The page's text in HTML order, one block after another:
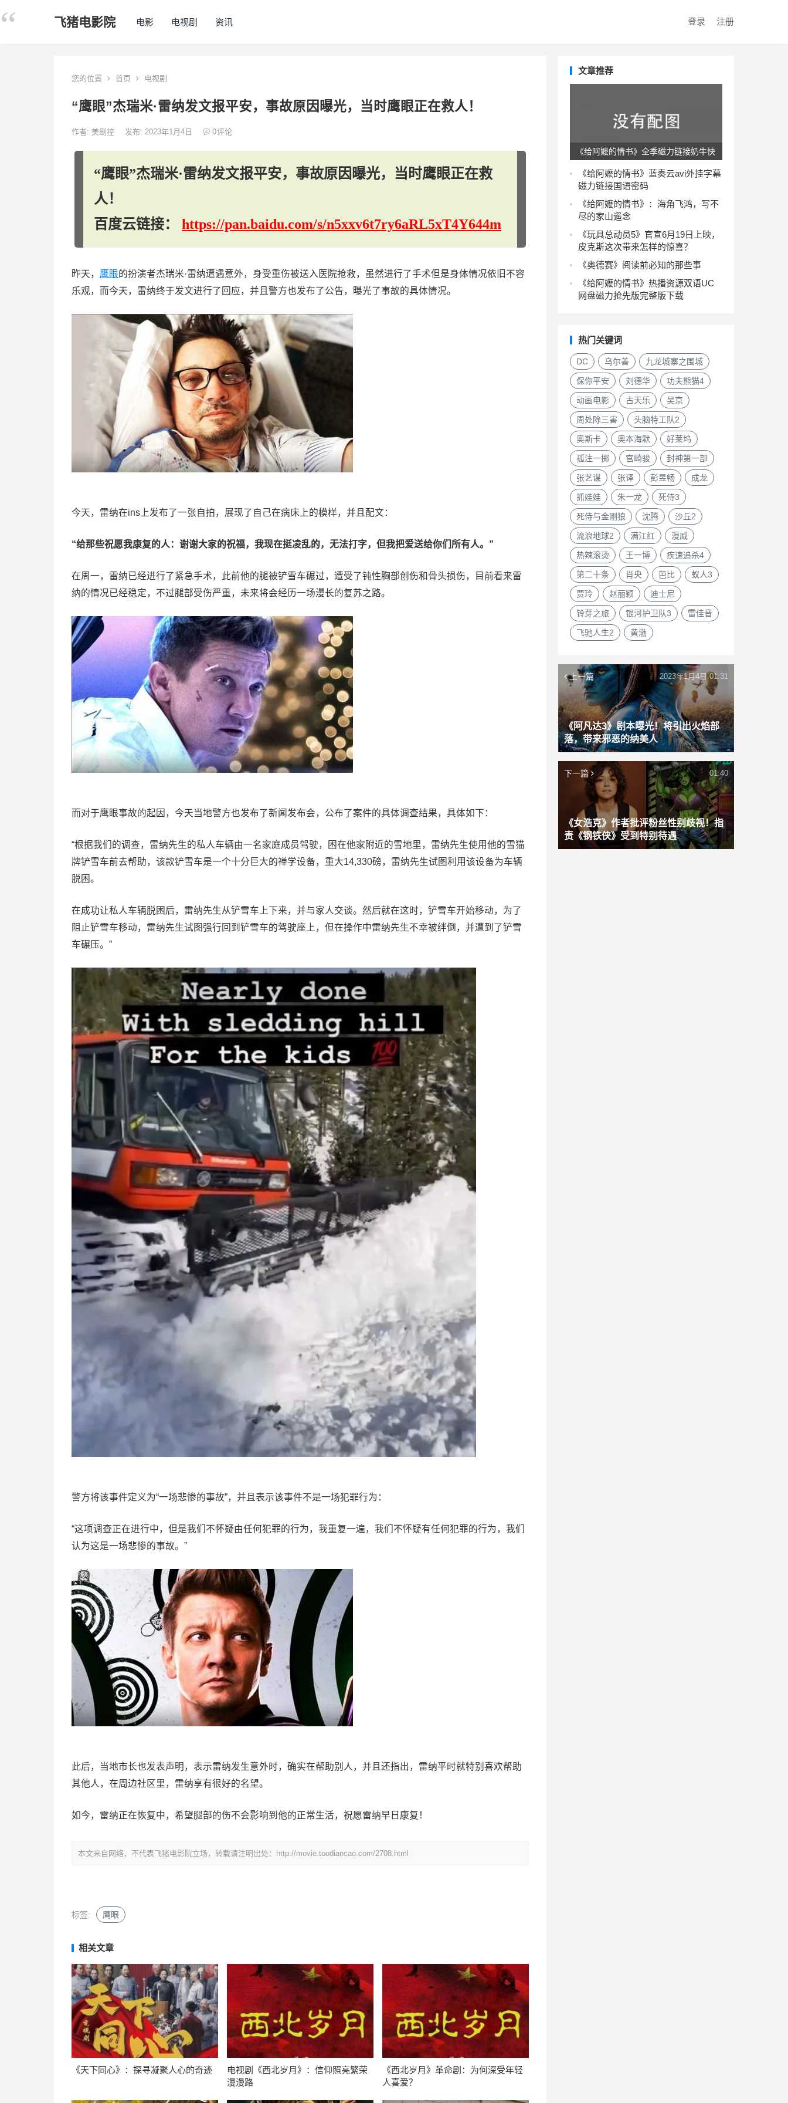
飞猪电影院 电影 电视剧 资讯 登录 注册
您的位置 首页 电视剧
“鹰眼”杰瑞米·雷纳发文报平安，事故原因曝光，当时鹰眼正在救人！
作者: 美剧控 发布: 2023年1月4日 0评论
“鹰眼”杰瑞米·雷纳发文报平安，事故原因曝光，当时鹰眼正在救
人！
百度云链接： https://pan.baidu.com/s/n5xxv6t7ry6aRL5xT4Y644m
昨天， 鹰眼的扮演者杰瑞米·雷纳遭遇意外，身受重伤被送入医院抢救，虽然进行了手术但是身体情况依旧不容
乐观，而今天，雷纳终于发文进行了回应，并且警方也发布了公告，曝光了事故的具体情况。
今天，雷纳在ins上发布了一张自拍，展现了自己在病床上的模样，并且配文：
“给那些祝愿我康复的人：谢谢大家的祝福，我现在挺凌乱的，无法打字，但我把爱送给你们所有人。”
在周一，雷纳已经进行了紧急手术，此前他的腿被铲雪车碾过，遭受了钝性胸部创伤和骨头损伤，目前看来雷
纳的情况已经稳定，不过腿部受伤严重，未来将会经历一场漫长的复苏之路。
而对于鹰眼事故的起因，今天当地警方也发布了新闻发布会，公布了案件的具体调查结果，具体如下：
“根据我们的调查，雷纳先生的私人车辆由一名家庭成员驾驶，困在他家附近的雪地里，雷纳先生使用他的雪猫
牌铲雪车前去帮助，该款铲雪车是一个十分巨大的禅学设备，重大14,330磅，雷纳先生试图利用该设备为车辆
脱困。
在成功让私人车辆脱困后，雷纳先生从铲雪车上下来，并与家人交谈。然后就在这时，铲雪车开始移动，为了
阻止铲雪车移动，雷纳先生试图强行回到铲雪车的驾驶座上，但在操作中雷纳先生不幸被绊倒，并遭到了铲雪
车碾压。”
警方将该事件定义为“一场悲惨的事故”，并且表示该事件不是一场犯罪行为：
“这项调查正在进行中，但是我们不怀疑由任何犯罪的行为，我重复一遍，我们不怀疑有任何犯罪的行为，我们
认为这是一场悲惨的事故。”
此后，当地市长也发表声明，表示雷纳发生意外时，确实在帮助别人，并且还指出，雷纳平时就特别喜欢帮助
其他人，在周边社区里，雷纳享有很好的名望。
如今，雷纳正在恢复中，希望腿部的伤不会影响到他的正常生活，祝愿雷纳早日康复！
本文来自网络，不代表飞猪电影院立场，转载请注明出处：http://movie.toodiancao.com/2708.html
标签: 鹰眼
相关文章
《天下同心》：探寻凝聚人心的奇迹
电视剧《西北岁月》：信仰照亮繁荣
漫漫路
《西北岁月》革命剧：为何深受年轻
人喜爱？
文章推荐
《给阿嬷的情书》全季磁力链接奶牛快
传在线观看avi高清
《给阿嬷的情书》蓝奏云avi外挂字幕
磁力链接国语密码
《给阿嬷的情书》：海角飞鸿，写不
尽的家山遥念
《玩具总动员5》官宣6月19日上映，
皮克斯这次带来怎样的惊喜？
《奥德赛》阅读前必知的那些事
《给阿嬷的情书》热播资源双语UC
网盘磁力抢先版完整版下载
热门关键词
DC 乌尔善 九龙城寨之围城
保你平安 刘德华 功夫熊猫4
动画电影 古天乐 吴京
周处除三害 头脑特工队2
奥斯卡 奥本海默 好莱坞
孤注一掷 宫崎骏 封神第一部
张艺谋 张译 彭昱畅 成龙
抓娃娃 朱一龙 死侍3
死侍与金刚狼 沈腾 沙丘2
流浪地球2 满江红 漫威
热辣滚烫 王一博 疾速追杀4
第二十条 肖央 芭比 蚁人3
贾玲 赵丽颖 迪士尼
铃芽之旅 银河护卫队3 雷佳音
飞驰人生2 黄渤
上一篇
《阿凡达3》剧本曝光！将引出火焰部
落，带来邪恶的纳美人
2023年1月4日 01:31
下一篇
《女浩克》作者批评粉丝性别歧视！指
责《钢铁侠》受到特别待遇
01:40